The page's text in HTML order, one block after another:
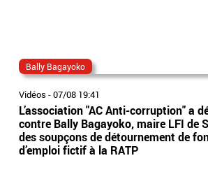
Bally Bagayoko
Vidéos -07/08 19:41
L’association "AC Anti-corruption" a
contre Bally Bagayoko, maire LFI de
des soupçons de détournement de
d’emploi fictif à la RATP